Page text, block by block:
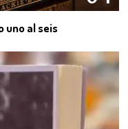
uno al seis